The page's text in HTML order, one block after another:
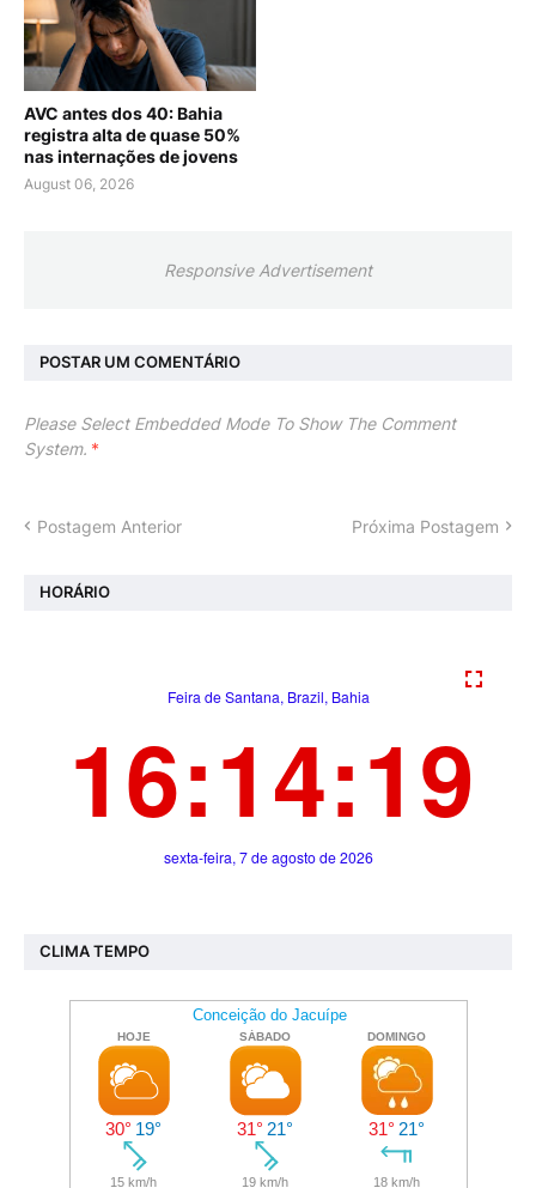
AVC antes dos 40: Bahia
registra alta de quase 50%
nas internações de jovens
August 06, 2026
Responsive Advertisement
POSTAR UM COMENTÁRIO
Please Select Embedded Mode To Show The Comment
System. *
Postagem Anterior Próxima Postagem
HORÁRIO
CLIMA TEMPO